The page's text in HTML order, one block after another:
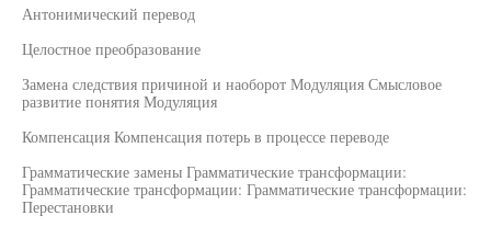
Антонимический перевод
Целостное преобразование
Замена следствия причиной и наоборот Модуляция Смысловое
развитие понятия Модуляция
Компенсация Компенсация потерь в процессе переводе
Грамматические замены Грамматические трансформации:
Грамматические трансформации: Грамматические трансформации:
Перестановки